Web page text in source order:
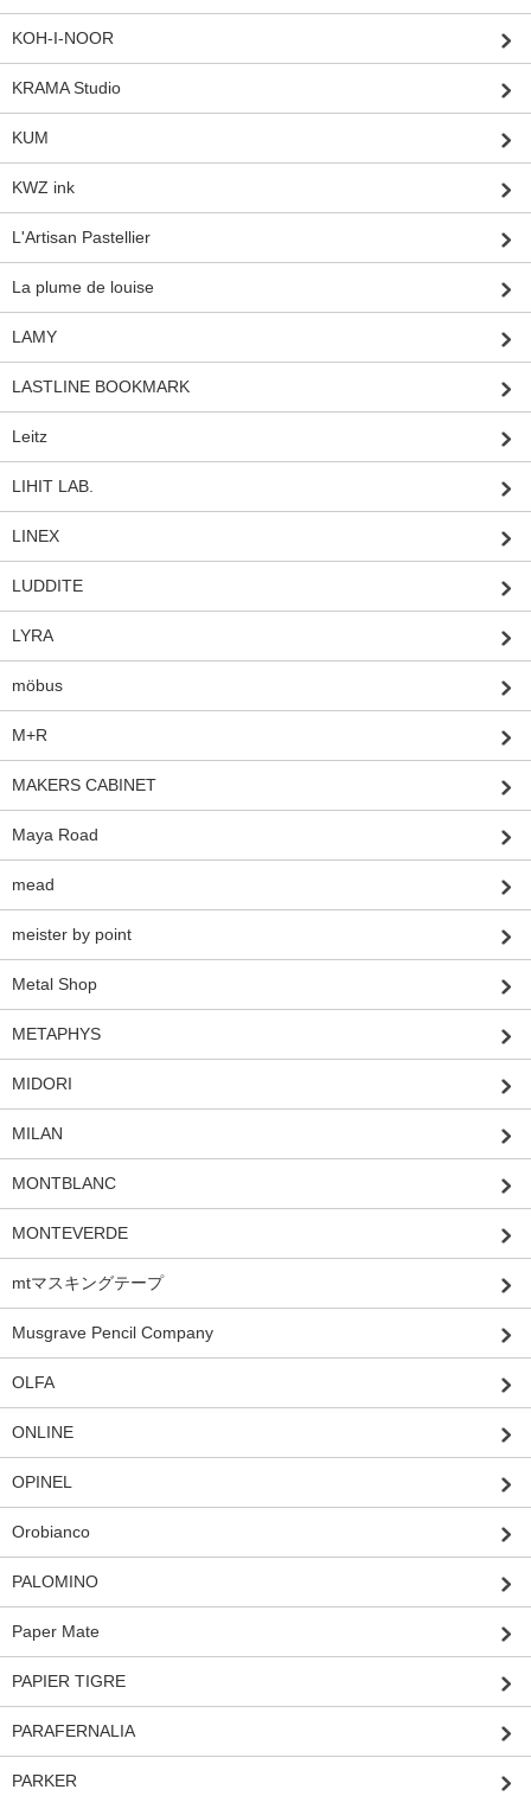
KOH-I-NOOR
KRAMA Studio
KUM
KWZ ink
L'Artisan Pastellier
La plume de louise
LAMY
LASTLINE BOOKMARK
Leitz
LIHIT LAB.
LINEX
LUDDITE
LYRA
möbus
M+R
MAKERS CABINET
Maya Road
mead
meister by point
Metal Shop
METAPHYS
MIDORI
MILAN
MONTBLANC
MONTEVERDE
mtマスキングテープ
Musgrave Pencil Company
OLFA
ONLINE
OPINEL
Orobianco
PALOMINO
Paper Mate
PAPIER TIGRE
PARAFERNALIA
PARKER